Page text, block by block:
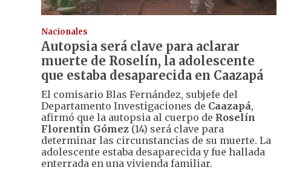
Nacionales
Autopsia será clave para aclarar
muerte de Roselín, la adolescente
que estaba desaparecida en Caazapá
El comisario Blas Fernández, subjefe del
Departamento Investigaciones de Caazapá,
afirmó que la autopsia al cuerpo de Roselín
Florentín Gómez (14) será clave para
determinar las circunstancias de su muerte. La
adolescente estaba desaparecida y fue hallada
enterrada en una vivienda familiar.